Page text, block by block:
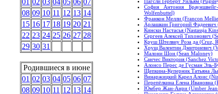
01 02 03 04 05 06 07
08 09 10 11 12 13 14
15 16 17 18 19 20 21
22 23 24 25 26 27 28
29 30 31
Родившиеся в июне
01 02 03 04 05 06 07
08 09 10 11 12 13 14
София Антония
Wolfenbuttel)
Франкон Мелли (Francon
Арлашкин Григорий
Кински Настасья (Nastassja
Сергеев Алексей Тихонович
Круш Штелвиу Роза да (Cruz,
Хрущ Валентин Дмитриевич
Малони Шон (Sean Maloney)
Санчес Виктория (Sanchez
Алонсо Перес де Гусман Эль-
Щепкина-Куперник Татьяна
Винаржицкий Карел Алоис
Перепёлкина Елена Ивановна
Юмбер Жан-Анри (Umber